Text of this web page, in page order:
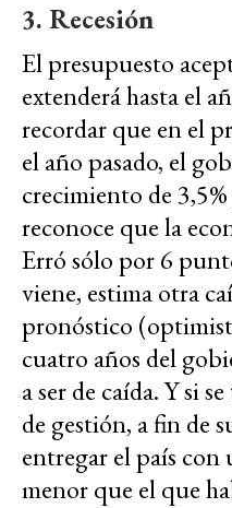
3. Recesión
El presupuesto
extenderá hasta el
recordar que en el
el año pasado, el
crecimiento de
reconoce que la
Erró sólo por 6
viene, estima otra
pronóstico
cuatro años del
a ser de caída. Y si
de gestión, a fin de
entregar el país con
menor que el que